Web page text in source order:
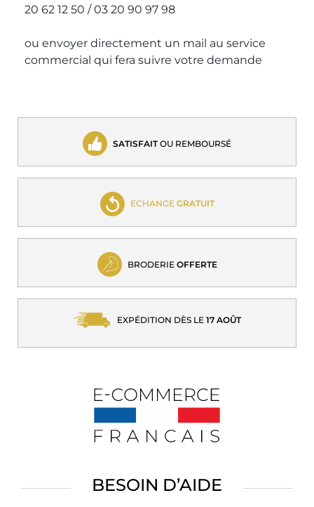
20 62 12 50 / 03 20 90 97 98
ou envoyer directement un mail au service
commercial qui fera suivre votre demande
SATISFAITOU REMBOURSÉ
ECHANGE GRATUIT
BRODERIE OFFERTE
EXPÉDITION DÈS LE 17 AOÛT
BESOIN D’AIDE